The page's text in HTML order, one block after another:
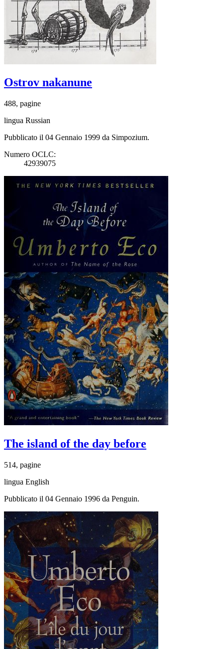
Ostrov nakanune
488, pagine
lingua Russian
Pubblicato il 04 Gennaio 1999 da Simpozium.
Numero OCLC:
42939075
The island of the day before
514, pagine
lingua English
Pubblicato il 04 Gennaio 1996 da Penguin.